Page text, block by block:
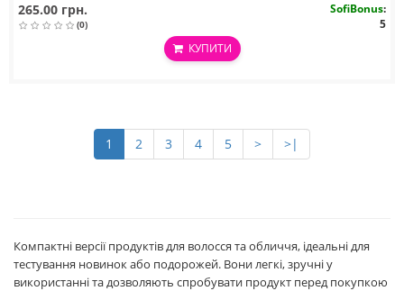
265.00 грн.
(0)
SofiBonus:
5
КУПИТИ
1 2 3 4 5 > >|
Компактні версії продуктів для волосся та обличчя, ідеальні для
тестування новинок або подорожей. Вони легкі, зручні у
використанні та дозволяють спробувати продукт перед покупкою